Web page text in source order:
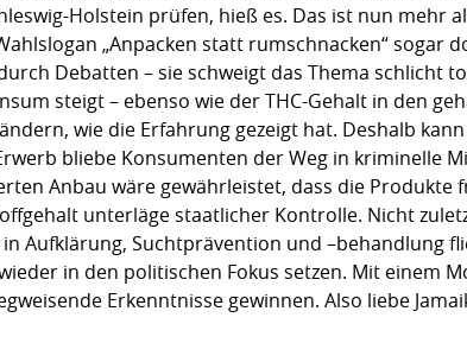
Holstein prüfen, hieß es. Das ist nun mehr
„Anpacken statt rumschnacken“ sogar
Debatten – sie schweigt das Thema schlicht
steigt – ebenso wie der THC-Gehalt in den
wie die Erfahrung gezeigt hat. Deshalb
bliebe Konsumenten der Weg in kriminelle
Anbau wäre gewährleistet, dass die Produkte
unterläge staatlicher Kontrolle. Nicht
Aufklärung, Suchtprävention und –behandlung
in den politischen Fokus setzen. Mit einem
Erkenntnisse gewinnen. Also liebe